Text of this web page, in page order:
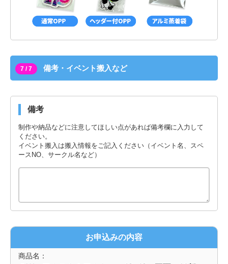
7 / 7 備考・イベント搬入など
備考
制作や納品などに注意してほしい点があれば備考欄に入力して
ください。
イベント搬入は搬入情報をご記入ください（イベント名、スペ
ースNO、サークル名など）
お申込みの内容
商品名：